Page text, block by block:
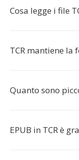
Cosa legge i file
TCR mantiene la
Quanto sono
EPUB in TCR è